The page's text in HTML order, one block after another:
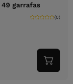
49 garrafas
(0)
ao